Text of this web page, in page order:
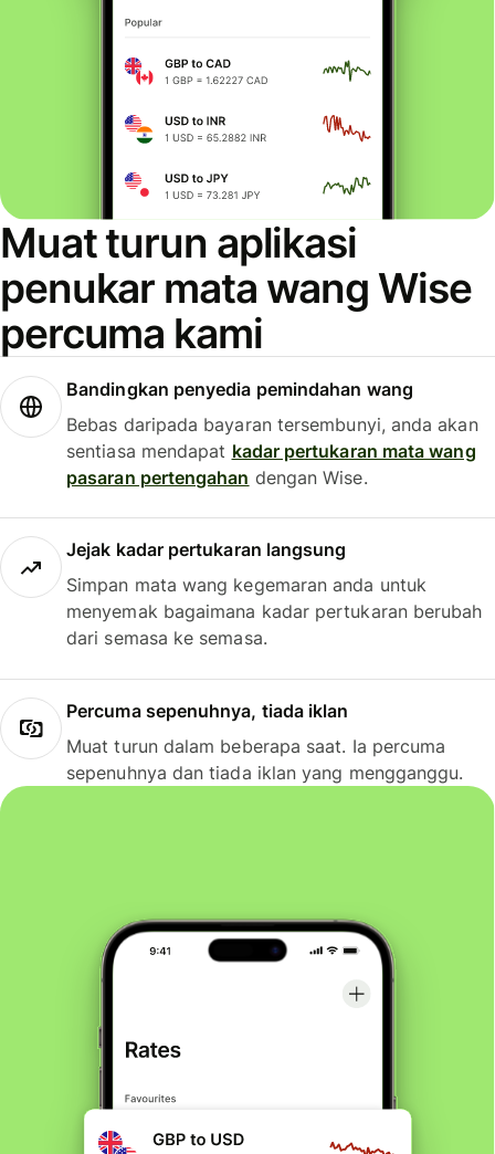
Muat turun aplikasi
penukar mata wang Wise
percuma kami
Bandingkan penyedia pemindahan wang
Bebas daripada bayaran tersembunyi, anda akan
sentiasa mendapat kadar pertukaran mata wang
pasaran pertengahan dengan Wise.
Jejak kadar pertukaran langsung
Simpan mata wang kegemaran anda untuk
menyemak bagaimana kadar pertukaran berubah
dari semasa ke semasa.
Percuma sepenuhnya, tiada iklan
Muat turun dalam beberapa saat. Ia percuma
sepenuhnya dan tiada iklan yang mengganggu.